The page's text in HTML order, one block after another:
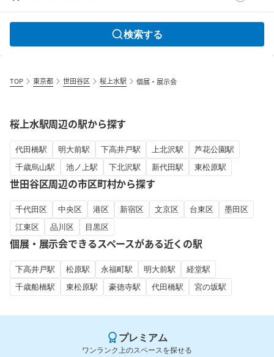
検索する
TOP 東京都 世田谷区 桜上水駅 個展・展示会
桜上水駅周辺の駅から探す
代田橋駅 明大前駅 下高井戸駅 上北沢駅
芦花公園駅
千歳烏山駅
池ノ上駅 下北沢駅 新代田駅 東松原駅
世田谷区周辺の市区町村から探す
千代田区 中央区 港区 新宿区 文京区 台東区
墨田区
江東区
品川区 目黒区
個展・展示会できるスペースがある近くの駅
下高井戸駅 松原駅 永福町駅 明大前駅
経堂駅
千歳船橋駅
東松原駅 豪徳寺駅 代田橋駅 宮の坂駅
プレミアム
ワンランク上のスペースを探せる